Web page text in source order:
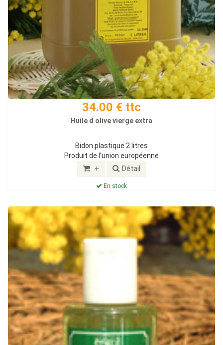
34.00 € ttc
Huile d olive vierge extra
Bidon plastique 2 litres
Produit de l'union européenne
+ Détail
En stock